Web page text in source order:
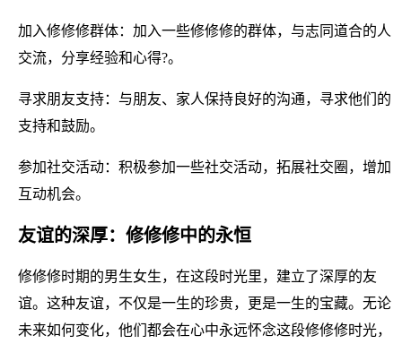
加入修修修群体：加入一些修修修的群体，与志同道合的人
交流，分享经验和心得?。
寻求朋友支持：与朋友、家人保持良好的沟通，寻求他们的
支持和鼓励。
参加社交活动：积极参加一些社交活动，拓展社交圈，增加
互动机会。
友谊的深厚：修修修中的永恒
修修修时期的男生女生，在这段时光里，建立了深厚的友
谊。这种友谊，不仅是一生的珍贵，更是一生的宝藏。无论
未来如何变化，他们都会在心中永远怀念这段修修修时光，